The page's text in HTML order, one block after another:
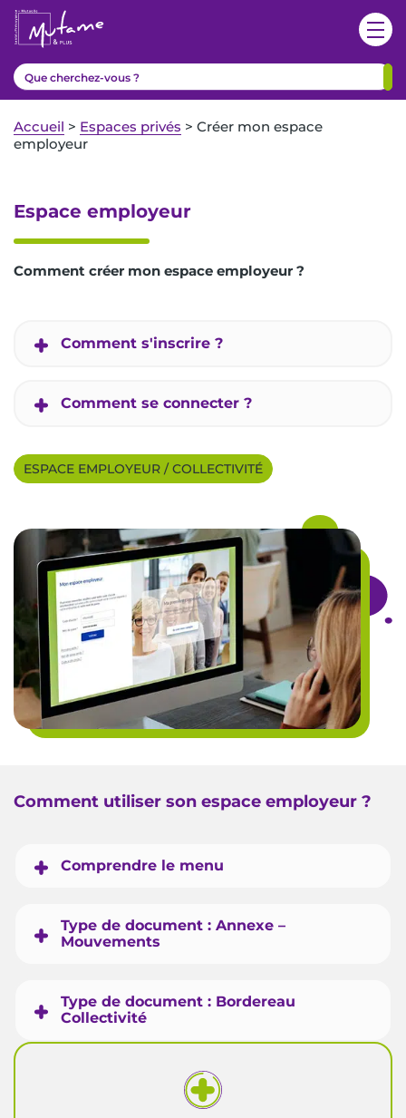
Accueil > Espaces privés > Créer mon espace
employeur
Espace employeur
Comment créer mon espace employeur ?
Comment s'inscrire ?
Comment se connecter ?
ESPACE EMPLOYEUR / COLLECTIVITÉ
Comment utiliser son espace employeur ?
Comprendre le menu
Type de document : Annexe –
Mouvements
Type de document : Bordereau
Collectivité